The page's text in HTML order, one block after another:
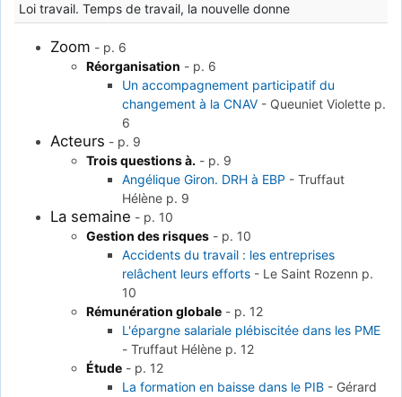
Loi travail. Temps de travail, la nouvelle donne
Zoom - p. 6
Réorganisation - p. 6
Un accompagnement participatif du
changement à la CNAV - Queuniet Violette p.
6
Acteurs - p. 9
Trois questions à. - p. 9
Angélique Giron. DRH à EBP - Truffaut
Hélène p. 9
La semaine - p. 10
Gestion des risques - p. 10
Accidents du travail : les entreprises
relâchent leurs efforts - Le Saint Rozenn p.
10
Rémunération globale - p. 12
L'épargne salariale plébiscitée dans les PME
- Truffaut Hélène p. 12
Étude - p. 12
La formation en baisse dans le PIB - Gérard